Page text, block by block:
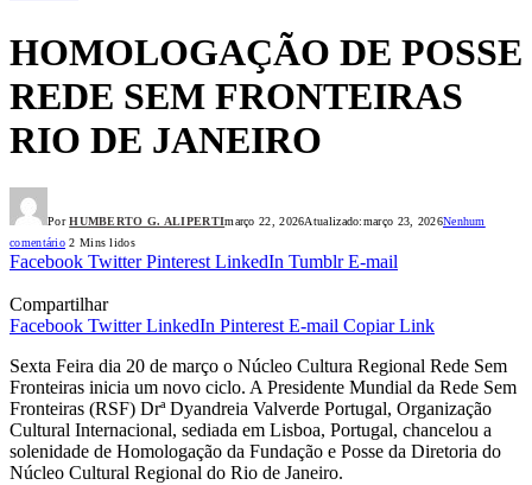
HOMOLOGAÇÃO DE POSSE
REDE SEM FRONTEIRAS
RIO DE JANEIRO
Por HUMBERTO G. ALIPERTImarço 22, 2026Atualizado:março 23, 2026Nenhum
comentário 2 Mins lidos
Facebook Twitter Pinterest LinkedIn Tumblr E-mail
Compartilhar
Facebook Twitter LinkedIn Pinterest E-mail Copiar Link
Sexta Feira dia 20 de março o Núcleo Cultura Regional Rede Sem
Fronteiras inicia um novo ciclo. A Presidente Mundial da Rede Sem
Fronteiras (RSF) Drª Dyandreia Valverde Portugal, Organização
Cultural Internacional, sediada em Lisboa, Portugal, chancelou a
solenidade de Homologação da Fundação e Posse da Diretoria do
Núcleo Cultural Regional do Rio de Janeiro.